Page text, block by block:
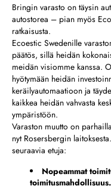
Bringin varasto on täysin
autostorea – pian myös
ratkaisusta.
Ecoestic Swedenille
päätös, sillä heidän
meidän visiomme kanssa.
hyötymään heidän
keräilyautomaatioon ja
kaikkea heidän vahvasta
ympäristöön.
Varaston muutto on
nyt Rosersbergin
seuraavia etuja:
Nopeammat
toimitusmahdollisuus.